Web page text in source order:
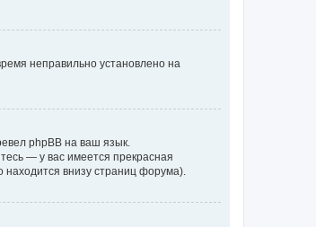
неправильно установлено на
phpBB на ваш язык.
— у вас имеется прекрасная
внизу страниц форума).